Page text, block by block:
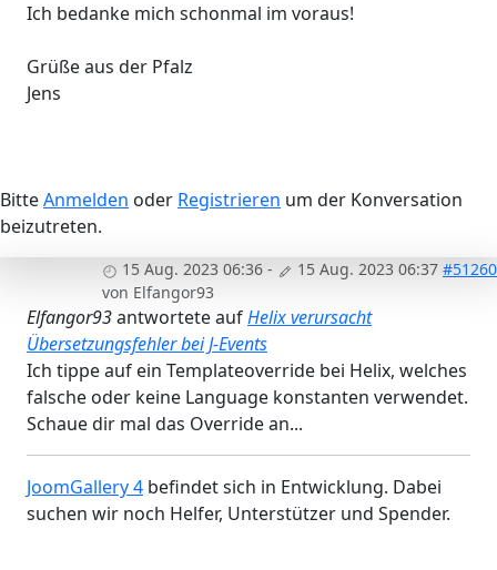
Ich bedanke mich schonmal im voraus!
Grüße aus der Pfalz
Jens
BitteAnmelden oder Registrieren um der Konversation
beizutreten.
15 Aug. 2023 06:36 - 15 Aug. 2023 06:37 #51260
von Elfangor93
Elfangor93antwortete aufHelix verursacht
Übersetzungsfehler bei J-Events
Ich tippe auf ein Templateoverride bei Helix, welches
falsche oder keine Language konstanten verwendet.
Schaue dir mal das Override an...
JoomGallery 4 befindet sich in Entwicklung. Dabei
suchen wir noch Helfer, Unterstützer und Spender.